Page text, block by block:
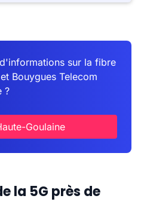
sur la fibre
Bouygues Telecom
?
Goulaine
la 5G près de